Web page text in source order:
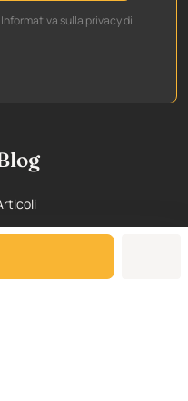
sulla privacy di
i concessionari